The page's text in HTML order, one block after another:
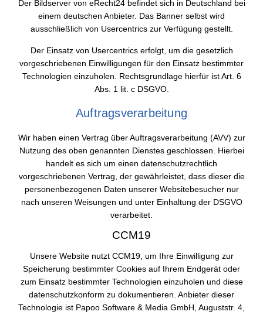
Der Bildserver von eRecht24 befindet sich in Deutschland bei
einem deutschen Anbieter. Das Banner selbst wird
ausschließlich von Usercentrics zur Verfügung gestellt.
Der Einsatz von Usercentrics erfolgt, um die gesetzlich
vorgeschriebenen Einwilligungen für den Einsatz bestimmter
Technologien einzuholen. Rechtsgrundlage hierfür ist Art. 6
Abs. 1 lit. c DSGVO.
Auftragsverarbeitung
Wir haben einen Vertrag über Auftragsverarbeitung (AVV) zur
Nutzung des oben genannten Dienstes geschlossen. Hierbei
handelt es sich um einen datenschutzrechtlich
vorgeschriebenen Vertrag, der gewährleistet, dass dieser die
personenbezogenen Daten unserer Websitebesucher nur
nach unseren Weisungen und unter Einhaltung der DSGVO
verarbeitet.
CCM19
Unsere Website nutzt CCM19, um Ihre Einwilligung zur
Speicherung bestimmter Cookies auf Ihrem Endgerät oder
zum Einsatz bestimmter Technologien einzuholen und diese
datenschutzkonform zu dokumentieren. Anbieter dieser
Technologie ist Papoo Software & Media GmbH, Auguststr. 4,